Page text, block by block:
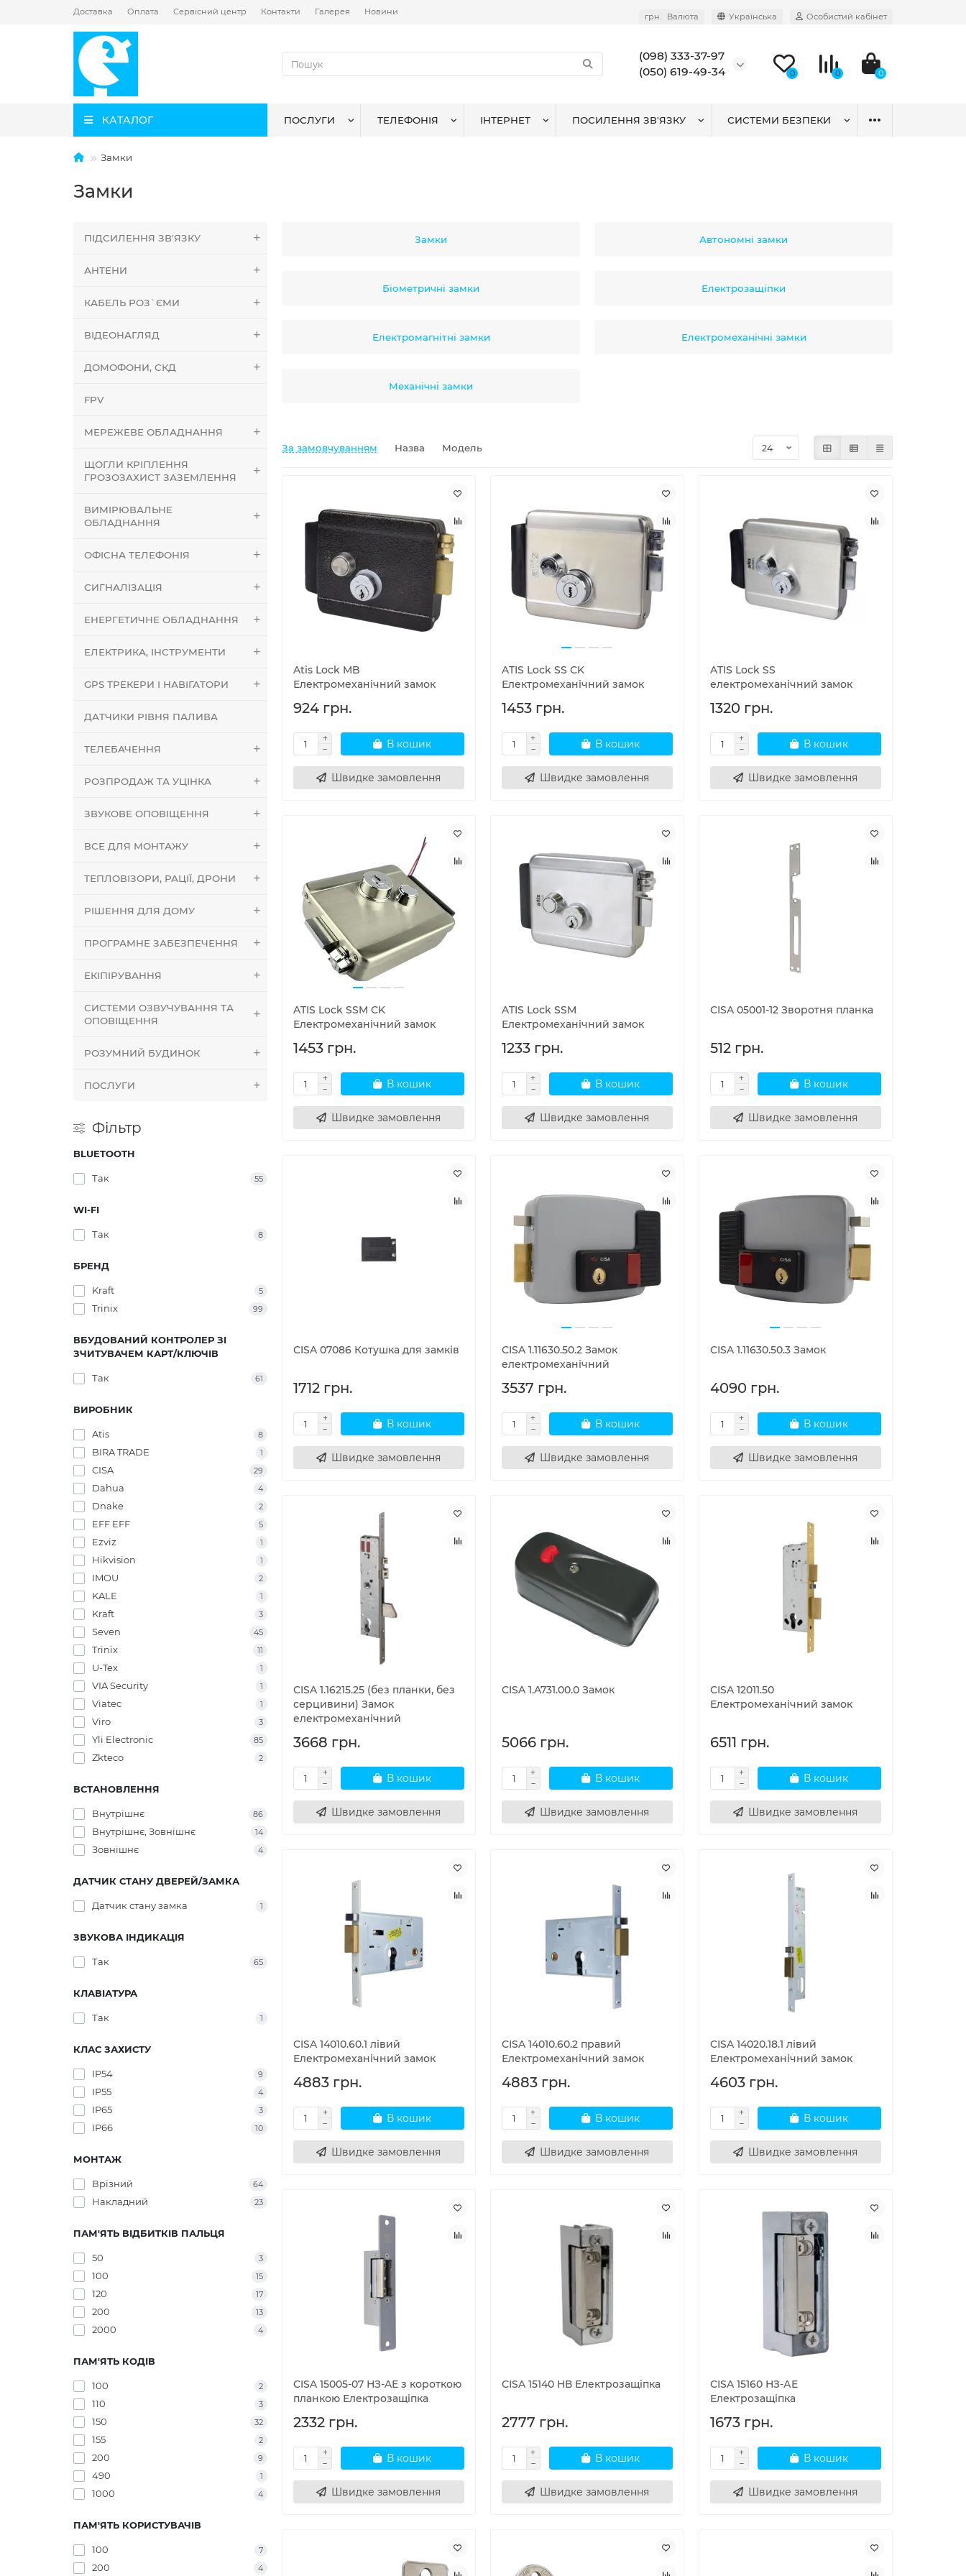
Доставка Оплата Сервісний центр Контакти Галерея Новини грн. Валюта Українська Особистий кабінет
(098) 333-37-97
(050) 619-49-34
0 0 0
КАТАЛОГ ПОСЛУГИ ТЕЛЕФОНІЯ ІНТЕРНЕТ ПОСИЛЕННЯ ЗВ'ЯЗКУ СИСТЕМИ БЕЗПЕКИ
Замки
Замки
ПІДСИЛЕННЯ ЗВ'ЯЗКУ
АНТЕНИ
КАБЕЛЬ РОЗ`ЄМИ
ВІДЕОНАГЛЯД
ДОМОФОНИ, СКД
FPV
МЕРЕЖЕВЕ ОБЛАДНАННЯ
ЩОГЛИ КРІПЛЕННЯ
ГРОЗОЗАХИСТ ЗАЗЕМЛЕННЯ
ВИМІРЮВАЛЬНЕ
ОБЛАДНАННЯ
ОФІСНА ТЕЛЕФОНІЯ
СИГНАЛІЗАЦІЯ
ЕНЕРГЕТИЧНЕ ОБЛАДНАННЯ
ЕЛЕКТРИКА, ІНСТРУМЕНТИ
GPS ТРЕКЕРИ І НАВІГАТОРИ
ДАТЧИКИ РІВНЯ ПАЛИВА
ТЕЛЕБАЧЕННЯ
РОЗПРОДАЖ ТА УЦІНКА
ЗВУКОВЕ ОПОВІЩЕННЯ
ВСЕ ДЛЯ МОНТАЖУ
ТЕПЛОВІЗОРИ, РАЦІЇ, ДРОНИ
РІШЕННЯ ДЛЯ ДОМУ
ПРОГРАМНЕ ЗАБЕЗПЕЧЕННЯ
ЕКІПІРУВАННЯ
СИСТЕМИ ОЗВУЧУВАННЯ ТА
ОПОВІЩЕННЯ
РОЗУМНИЙ БУДИНОК
ПОСЛУГИ
Фільтр
BLUETOOTH
Так 55
WI-FI
Так 8
БРЕНД
Kraft 5
Trinix 99
ВБУДОВАНИЙ КОНТРОЛЕР ЗІ
ЗЧИТУВАЧЕМ КАРТ/КЛЮЧІВ
Так 61
ВИРОБНИК
Atis 8
BIRA TRADE 1
CISA 29
Dahua 4
Dnake 2
EFF EFF 5
Ezviz 1
Hikvision 1
IMOU 2
KALE 1
Kraft 3
Seven 45
Trinix 11
U-Tex 1
VIA Security 1
Viatec 1
Viro 3
Yli Electronic 85
Zkteco 2
ВСТАНОВЛЕННЯ
Внутрішнє 86
Внутрішнє, Зовнішнє 14
Зовнішнє 4
ДАТЧИК СТАНУ ДВЕРЕЙ/ЗАМКА
Датчик стану замка 1
ЗВУКОВА ІНДИКАЦІЯ
Так 65
КЛАВІАТУРА
Так 1
КЛАС ЗАХИСТУ
IP54 9
IP55 4
IP65 3
IP66 10
МОНТАЖ
Врізний 64
Накладний 23
ПАМ'ЯТЬ ВІДБИТКІВ ПАЛЬЦЯ
50 3
100 15
120 17
200 13
2000 4
ПАМ'ЯТЬ КОДІВ
100 2
110 3
150 32
155 2
200 9
490 1
1000 4
ПАМ'ЯТЬ КОРИСТУВАЧІВ
100 7
200 4
Замки Автономні замки
Біометричні замки Електрозащіпки
Електромагнітні замки Електромеханічні замки
Механічні замки
За замовчуванням Назва Модель
Atis Lock MB
Електромеханічний замок
924 грн.
В кошик
Швидке замовлення
ATIS Lock SS CK
Електромеханічний замок
1453 грн.
В кошик
Швидке замовлення
ATIS Lock SS
електромеханічний замок
1320 грн.
В кошик
Швидке замовлення
ATIS Lock SSM CK
Електромеханічний замок
1453 грн.
В кошик
Швидке замовлення
ATIS Lock SSM
Електромеханічний замок
1233 грн.
В кошик
Швидке замовлення
CISA 05001-12 Зворотня планка
512 грн.
В кошик
Швидке замовлення
CISA 07086 Котушка для замків
1712 грн.
В кошик
Швидке замовлення
CISA 1.11630.50.2 Замок
електромеханічний
3537 грн.
В кошик
Швидке замовлення
CISA 1.11630.50.3 Замок
4090 грн.
В кошик
Швидке замовлення
CISA 1.16215.25 (без планки, без
серцивини) Замок
електромеханічний
3668 грн.
В кошик
Швидке замовлення
CISA 1.A731.00.0 Замок
5066 грн.
В кошик
Швидке замовлення
CISA 12011.50
Електромеханічний замок
6511 грн.
В кошик
Швидке замовлення
CISA 14010.60.1 лівий
Електромеханічний замок
4883 грн.
В кошик
Швидке замовлення
CISA 14010.60.2 правий
Електромеханічний замок
4883 грн.
В кошик
Швидке замовлення
CISA 14020.18.1 лівий
Електромеханічний замок
4603 грн.
В кошик
Швидке замовлення
CISA 15005-07 НЗ-AЕ з короткою
планкою Електрозащіпка
2332 грн.
В кошик
Швидке замовлення
CISA 15140 НВ Електрозащіпка
2777 грн.
В кошик
Швидке замовлення
CISA 15160 НЗ-АЕ
Електрозащіпка
1673 грн.
В кошик
Швидке замовлення